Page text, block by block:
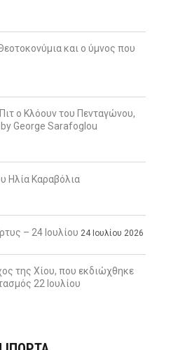
και ο ύμνος που
ο Κλόουν του Πενταγώνου,
George Sarafoglou
Ηλία Καραβόλια
– 24 Ιουλίου 24 Ιουλίου 2026
της Χίου, που εκδιώχθηκε
22 Ιουλίου